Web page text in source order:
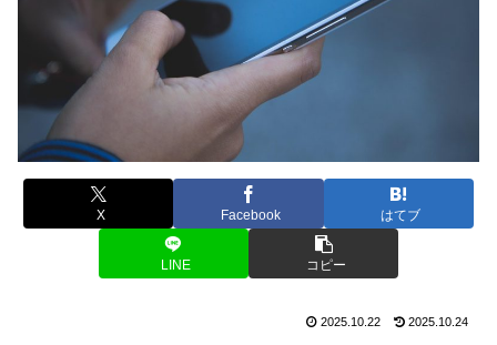
X Facebook はてブ
LINE コピー
2025.10.22 2025.10.24